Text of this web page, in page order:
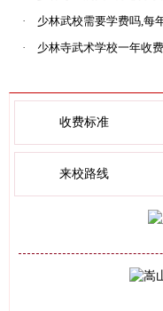
致·
少林武校需要学费吗,每
·
少林寺武术学校一年收
收费标准
来校路线